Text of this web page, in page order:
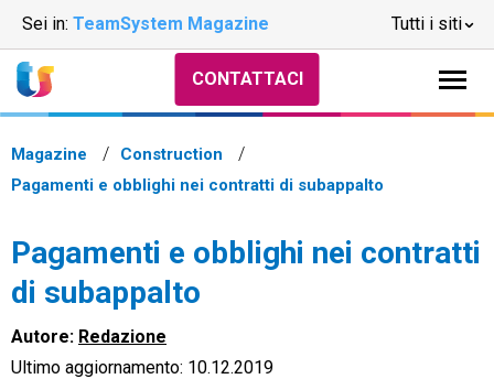
Sei in: TeamSystem Magazine Tutti i siti
CONTATTACI
Magazine
Construction
Pagamenti e obblighi nei contratti di subappalto
Pagamenti e obblighi nei contratti
di subappalto
Autore: Redazione
Ultimo aggiornamento: 10.12.2019